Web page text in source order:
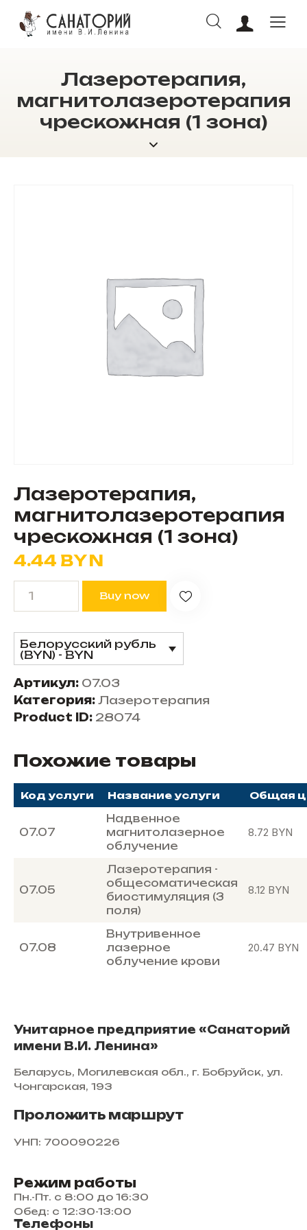
Лазеротерапия,
магнитолазеротерапия
чреcкожная (1 зона)
ОНЛАЙН БРОНИРОВАНИЕ
Лазеротерапия,
магнитолазеротерапия
чреcкожная (1 зона)
4.44 BYN
Buy now
Белорусский рубль
(BYN) - BYN
Артикул: 07.03
Категория: Лазеротерапия
Product ID: 28074
Похожие товары
Код услуги Название услуги Общая
07.07
Надвенное
магнитолазерное
облучение
8.72 BYN
07.05
Лазеротерапия -
общесоматическая
биостимуляция (3
поля)
8.12 BYN
07.08
Внутривенное
лазерное
облучение крови
20.47 BYN
Унитарное предприятие «Санаторий
имени В.И. Ленина»
Беларусь, Могилевская обл., г. Бобруйск, ул.
Чонгарская, 193
Проложить маршрут
УНП: 700090226
Режим работы
Пн.-Пт. с 8:00 до 16:30
Обед: с 12:30-13:00
Телефоны